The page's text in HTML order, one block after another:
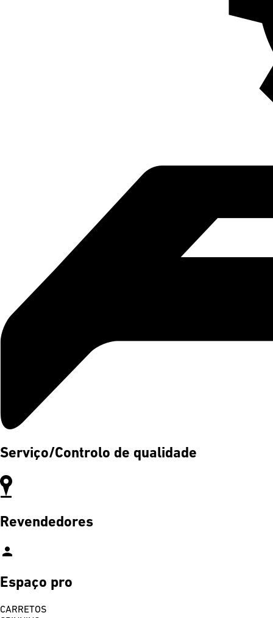
Serviço/Controlo de qualidade
Revendedores
person
Espaço pro
CARRETOS